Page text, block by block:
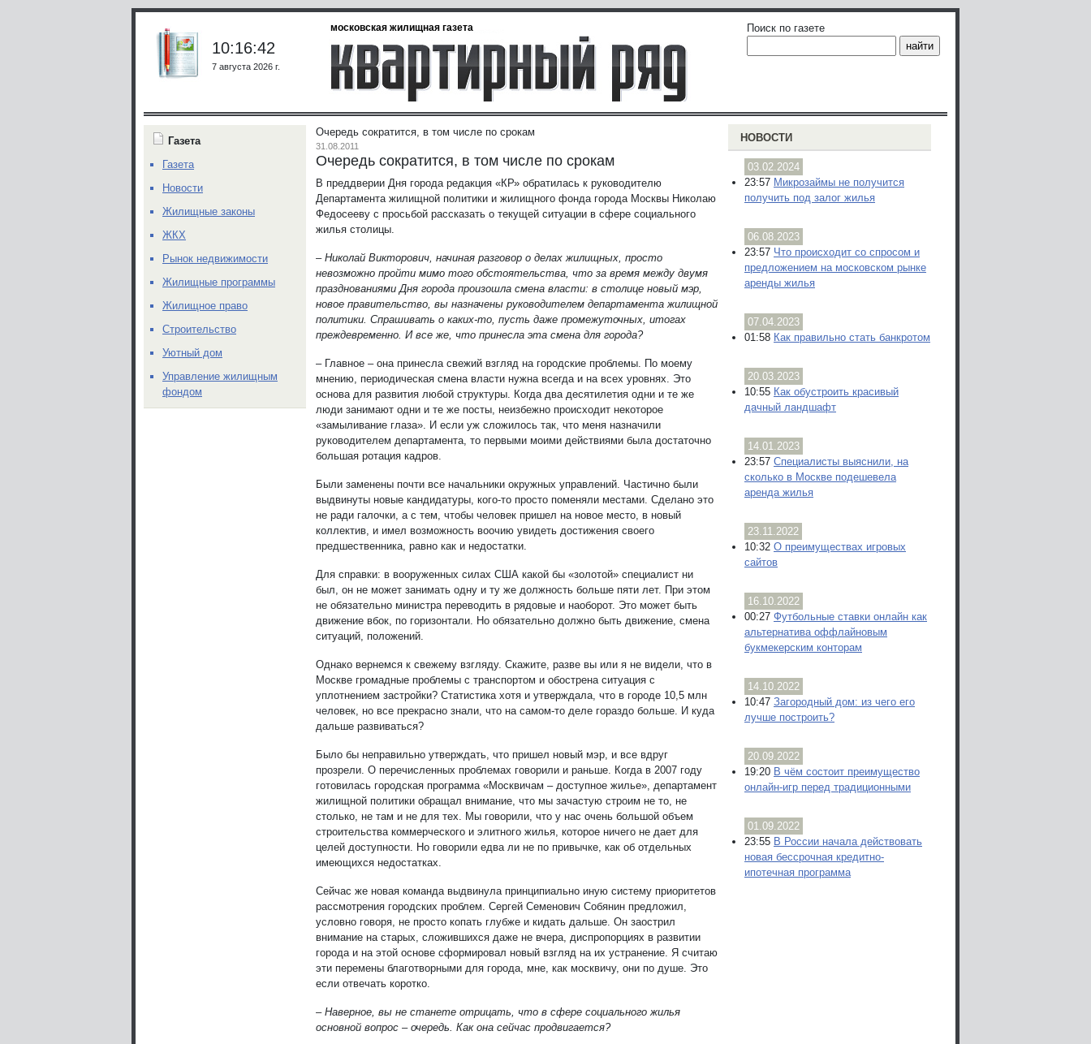
московская жилищная газета
10:16:42
7 августа 2026 г.
Поиск по газете
Очередь сократится, в том числе по срокам
31.08.2011
Очередь сократится, в том числе по срокам
В преддверии Дня города редакция «КР» обратилась к руководителю
Департамента жилищной политики и жилищного фонда города Москвы Николаю
Федосееву с просьбой рассказать о текущей ситуации в сфере социального
жилья столицы.
– Николай Викторович, начиная разговор о делах жилищных, просто
невозможно пройти мимо того обстоятельства, что за время между двумя
празднованиями Дня города произошла смена власти: в столице новый мэр,
новое правительство, вы назначены руководителем департамента жилищной
политики. Спрашивать о каких-то, пусть даже промежуточных, итогах
преждевременно. И все же, что принесла эта смена для города?
– Главное – она принесла свежий взгляд на городские проблемы. По моему
мнению, периодическая смена власти нужна всегда и на всех уровнях. Это
основа для развития любой структуры. Когда два десятилетия одни и те же
люди занимают одни и те же посты, неизбежно происходит некоторое
«замыливание глаза». И если уж сложилось так, что меня назначили
руководителем департамента, то первыми моими действиями была достаточно
большая ротация кадров.
Были заменены почти все начальники окружных управлений. Частично были
выдвинуты новые кандидатуры, кого-то просто поменяли местами. Сделано это
не ради галочки, а с тем, чтобы человек пришел на новое место, в новый
коллектив, и имел возможность воочию увидеть достижения своего
предшественника, равно как и недостатки.
Для справки: в вооруженных силах США какой бы «золотой» специалист ни
был, он не может занимать одну и ту же должность больше пяти лет. При этом
не обязательно министра переводить в рядовые и наоборот. Это может быть
движение вбок, по горизонтали. Но обязательно должно быть движение, смена
ситуаций, положений.
Однако вернемся к свежему взгляду. Скажите, разве вы или я не видели, что в
Москве громадные проблемы с транспортом и обострена ситуация с
уплотнением застройки? Статистика хотя и утверждала, что в городе 10,5 млн
человек, но все прекрасно знали, что на самом-то деле гораздо больше. И куда
дальше развиваться?
Было бы неправильно утверждать, что пришел новый мэр, и все вдруг
прозрели. О перечисленных проблемах говорили и раньше. Когда в 2007 году
готовилась городская программа «Москвичам – доступное жилье», департамент
жилищной политики обращал внимание, что мы зачастую строим не то, не
столько, не там и не для тех. Мы говорили, что у нас очень большой объем
строительства коммерческого и элитного жилья, которое ничего не дает для
целей доступности. Но говорили едва ли не по привычке, как об отдельных
имеющихся недостатках.
Сейчас же новая команда выдвинула принципиально иную систему приоритетов
рассмотрения городских проблем. Сергей Семенович Собянин предложил,
условно говоря, не просто копать глубже и кидать дальше. Он заострил
внимание на старых, сложившихся даже не вчера, диспропорциях в развитии
города и на этой основе сформировал новый взгляд на их устранение. Я считаю
эти перемены благотворными для города, мне, как москвичу, они по душе. Это
если отвечать коротко.
– Наверное, вы не станете отрицать, что в сфере социального жилья
основной вопрос – очередь. Как она сейчас продвигается?
НОВОСТИ
03.02.2024
23:57 Микрозаймы не получится
получить под залог жилья
06.08.2023
23:57 Что происходит со спросом и
предложением на московском рынке
аренды жилья
07.04.2023
01:58 Как правильно стать банкротом
20.03.2023
10:55 Как обустроить красивый
дачный ландшафт
14.01.2023
23:57 Специалисты выяснили, на
сколько в Москве подешевела
аренда жилья
23.11.2022
10:32 О преимуществах игровых
сайтов
16.10.2022
00:27 Футбольные ставки онлайн как
альтернатива оффлайновым
букмекерским конторам
14.10.2022
10:47 Загородный дом: из чего его
лучше построить?
20.09.2022
19:20 В чём состоит преимущество
онлайн-игр перед традиционными
01.09.2022
23:55 В России начала действовать
новая бессрочная кредитно-
ипотечная программа
Газета
Газета
Новости
Жилищные законы
ЖКХ
Рынок недвижимости
Жилищные программы
Жилищное право
Строительство
Уютный дом
Управление жилищным
фондом